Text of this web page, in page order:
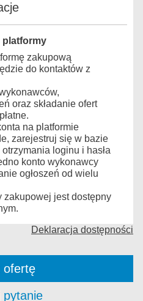
platformy
zakupową
do kontaktów z
oraz składanie ofert
na platformie
zarejestruj się w bazie
loginu i hasła
konto wykonawcy
ogłoszeń od wielu
zakupowej jest dostępny
Deklaracja dostępności
ofertę
pytanie